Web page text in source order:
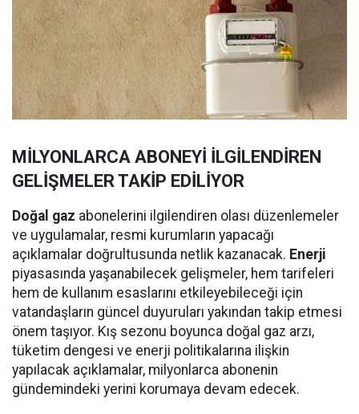
MİLYONLARCA ABONEYİ İLGİLENDİREN
GELİŞMELER TAKİP EDİLİYOR
Doğal gaz abonelerini ilgilendiren olası düzenlemeler
ve uygulamalar, resmi kurumların yapacağı
açıklamalar doğrultusunda netlik kazanacak. Enerji
piyasasında yaşanabilecek gelişmeler, hem tarifeleri
hem de kullanım esaslarını etkileyebileceği için
vatandaşların güncel duyuruları yakından takip etmesi
önem taşıyor. Kış sezonu boyunca doğal gaz arzı,
tüketim dengesi ve enerji politikalarına ilişkin
yapılacak açıklamalar, milyonlarca abonenin
gündemindeki yerini korumaya devam edecek.